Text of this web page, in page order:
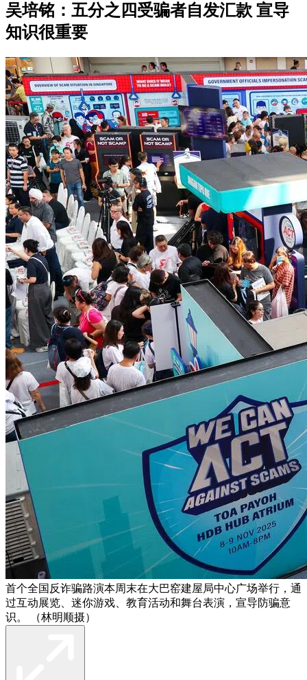
吴培铭：五分之四受骗者自发汇款 宣导
知识很重要
首个全国反诈骗路演本周末在大巴窑建屋局中心广场举行，通
过互动展览、迷你游戏、教育活动和舞台表演，宣导防骗意
识。 （林明顺摄）